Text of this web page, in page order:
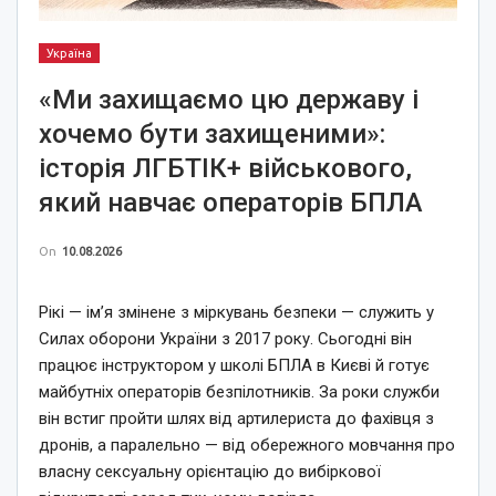
Україна
«Ми захищаємо цю державу і
хочемо бути захищеними»:
історія ЛГБТІК+ військового,
який навчає операторів БПЛА
On 10.08.2026
Рікі — ім’я змінене з міркувань безпеки — служить у
Силах оборони України з 2017 року. Сьогодні він
працює інструктором у школі БПЛА в Києві й готує
майбутніх операторів безпілотників. За роки служби
він встиг пройти шлях від артилериста до фахівця з
дронів, а паралельно — від обережного мовчання про
власну сексуальну орієнтацію до вибіркової